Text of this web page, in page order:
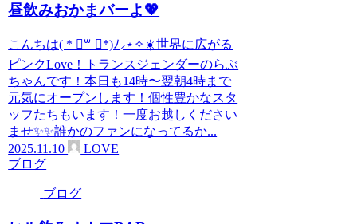
昼飲みおかまバーよ💖
こんち︎は( * ॑꒳ ॑*)ﾉ⸝⋆✧☀️世界に広がる
ピンクLove！トランスジェンダーのらぶ
ちゃんです！本日も14時〜翌朝4時まで
元気にオープンします！個性豊かなスタ
ッフたちもいます！一度お越しください
ませ✨️✨️誰かのファンになってるか...
2025.11.10
LOVE
ブログ
ブログ